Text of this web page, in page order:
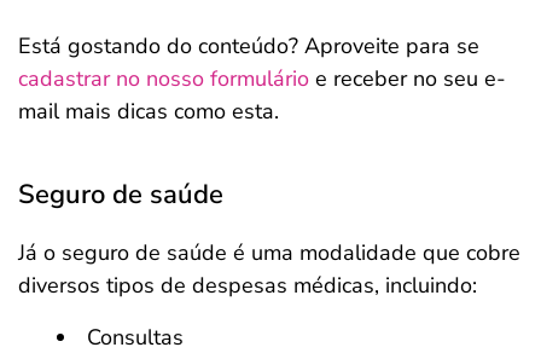
Está gostando do conteúdo? Aproveite para se
cadastrar no nosso formulário e receber no seu e-
mail mais dicas como esta.
Seguro de saúde
Já o seguro de saúde é uma modalidade que cobre
diversos tipos de despesas médicas, incluindo:
Consultas